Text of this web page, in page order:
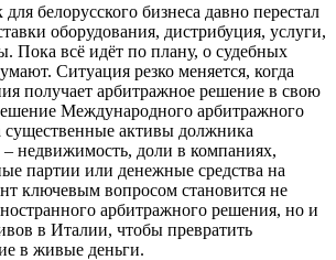
белорусского бизнеса давно перестал
оборудования, дистрибуция, услуги,
Пока всё идёт по плану, о судебных
Ситуация резко меняется, когда
получает арбитражное решение в свою
Международного арбитражного
активы должника
– недвижимость, доли в компаниях,
партии или денежные средства на
ключевым вопросом становится не
арбитражного решения, но и
в Италии, чтобы превратить
в живые деньги.